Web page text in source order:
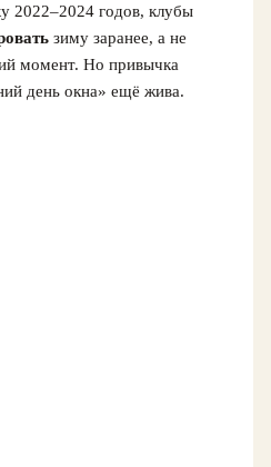
2022–2024 годов, клубы
зиму заранее, а не
момент. Но привычка
день окна» ещё жива.